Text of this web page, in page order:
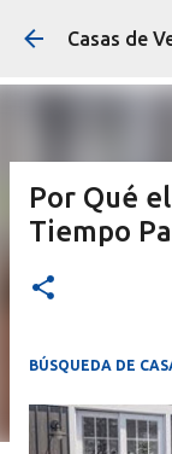
Casas de
Por Qué
Tiempo
BÚSQUEDA DE